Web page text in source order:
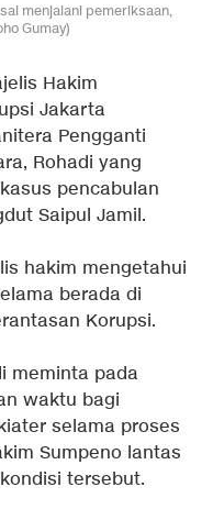
menjalani pemeriksaan,
Gumay)
Hakim
Jakarta
Pengganti
Rohadi yang
pencabulan
Saipul Jamil.
hakim mengetahui
berada di
Korupsi.
meminta pada
waktu bagi
selama proses
Sumpeno lantas
tersebut.